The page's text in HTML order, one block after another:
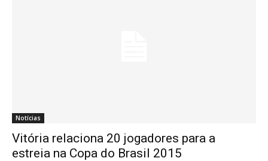
Notícias
Vitória relaciona 20 jogadores para a
estreia na Copa do Brasil 2015